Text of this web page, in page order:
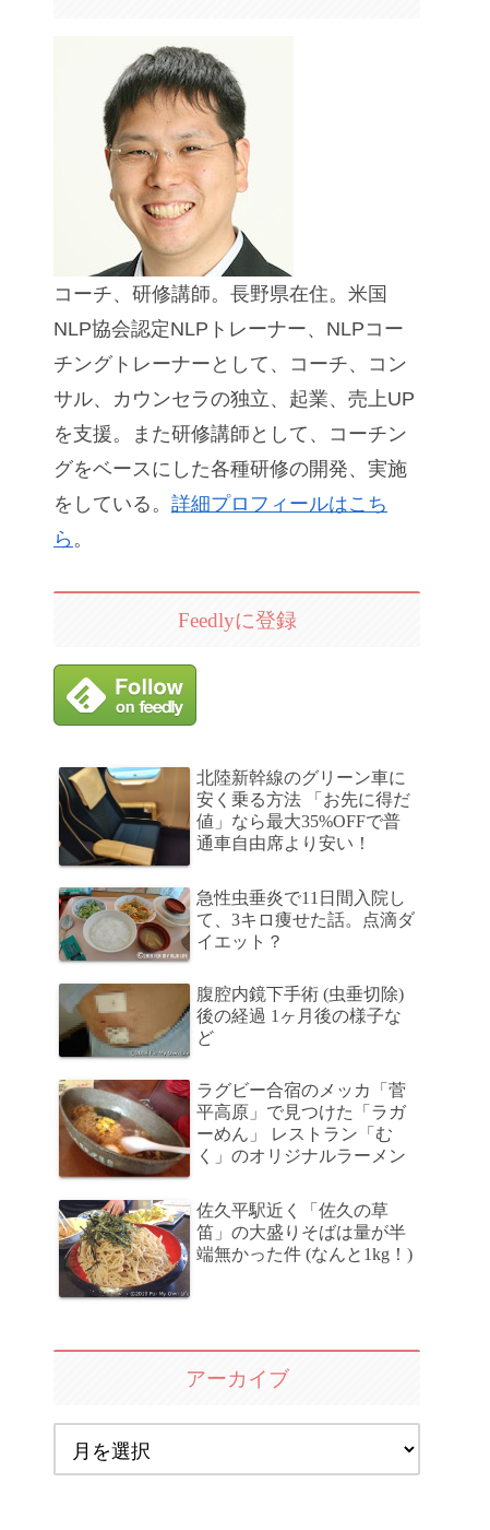
コーチ、研修講師。長野県在住。米国
NLP協会認定NLPトレーナー、NLPコー
チングトレーナーとして、コーチ、コン
サル、カウンセラの独立、起業、売上UP
を支援。また研修講師として、コーチン
グをベースにした各種研修の開発、実施
をしている。 詳細プロフィールはこち
ら 。
Feedlyに登録
北陸新幹線のグリーン車に
安く乗る方法 「お先に得だ
値」なら最大35%OFFで普
通車自由席より安い！
急性虫垂炎で11日間入院し
て、3キロ痩せた話。点滴ダ
イエット？
腹腔内鏡下手術 (虫垂切除)
後の経過 1ヶ月後の様子な
ど
ラグビー合宿のメッカ「菅
平高原」で見つけた「ラガ
ーめん」 レストラン「む
く」のオリジナルラーメン
佐久平駅近く「佐久の草
笛」の大盛りそばは量が半
端無かった件 (なんと1kg！)
アーカイブ